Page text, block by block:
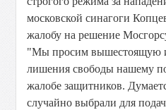
московской синагоги
жалобу на решение
"Мы просим вышестоящую
лишения свободы нашему
жалобе защитников.
случайно выбрали для